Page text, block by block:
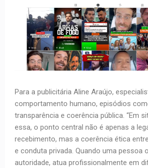
Para a publicitária Aline Araújo,
comportamento humano, episódios
transparência e coerência pública. “Em
essa, o ponto central não é apenas a
recebimento, mas a coerência ética
e conduta privada. Quando uma pessoa
autoridade, atua profissionalmente em